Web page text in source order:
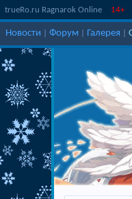
trueRo.ru Ragnarok Online 14+
Новости Форум Галерея